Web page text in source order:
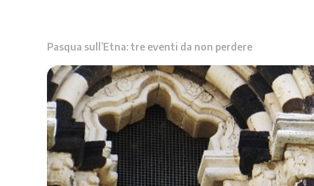
Pasqua sull’Etna: tre eventi da non perdere